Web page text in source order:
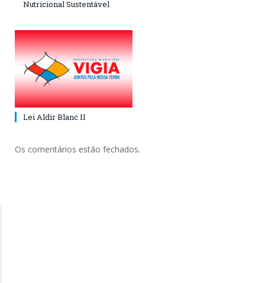
Nutricional Sustentável
Lei Aldir Blanc II
Os comentários estão fechados.